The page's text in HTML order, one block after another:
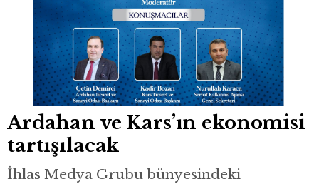
Ardahan ve Kars’ın ekonomisi
tartışılacak
İhlas Medya Grubu bünyesindeki